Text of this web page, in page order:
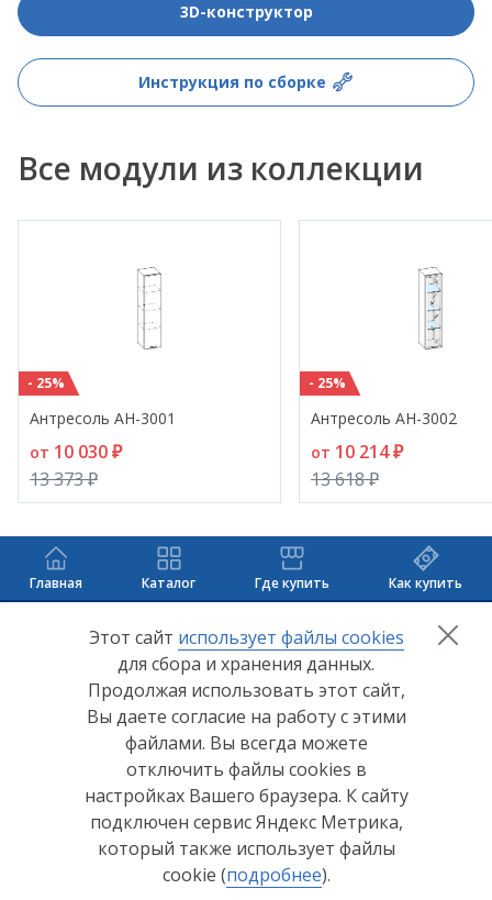
3D-конструктор
Инструкция по сборке
Все модули из коллекции
- 25%
Антресоль АН-3001
от 10 030 ₽
13 373 ₽
- 25%
Антресоль АН-3002
от 10 214 ₽
13 618 ₽
Главная Каталог Где купить Как купить
+7 (8412) 65-33-00
info@lerom.ru
Согласие на обработку персональных данных
Политика конфиденциальности
Согласие на обработку персональных данных Яндекс
© ООО "Мебельная компания "Лером" 2026
Этот сайт использует файлы cookies
для сбора и хранения данных.
Продолжая использовать этот сайт,
Вы даете согласие на работу с этими
файлами. Вы всегда можете
отключить файлы cookies в
настройках Вашего браузера. К сайту
подключен сервис Яндекс Метрика,
который также использует файлы
cookie (подробнее).